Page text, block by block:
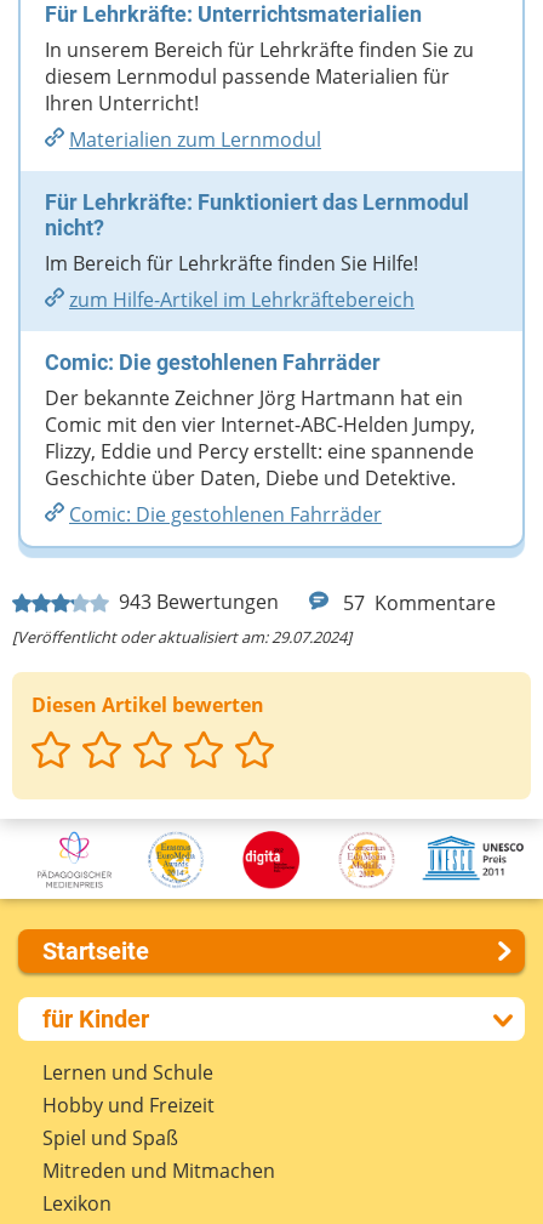
943 Bewertungen 57 Kommentare
[Veröffentlicht oder aktualisiert am: 29.07.2024]
Diesen Artikel bewerten
Für Lehrkräfte: Unterrichtsmaterialien
In unserem Bereich für Lehrkräfte finden Sie zu
diesem Lernmodul passende Materialien für
Ihren Unterricht!
Materialien zum Lernmodul
Für Lehrkräfte: Funktioniert das Lernmodul
nicht?
Im Bereich für Lehrkräfte finden Sie Hilfe!
zum Hilfe-Artikel im Lehrkräftebereich
Comic: Die gestohlenen Fahrräder
Der bekannte Zeichner Jörg Hartmann hat ein
Comic mit den vier Internet-ABC-Helden Jumpy,
Flizzy, Eddie und Percy erstellt: eine spannende
Geschichte über Daten, Diebe und Detektive.
Comic: Die gestohlenen Fahrräder
Startseite
Über uns
Presse
Kontakt
Impressum
Internet-ABC Sitemap
Barrierefreiheit
Länderprojekte
für Kinder
Lernen und Schule
Hobby und Freizeit
Spiel und Spaß
Mitreden und Mitmachen
Lexikon